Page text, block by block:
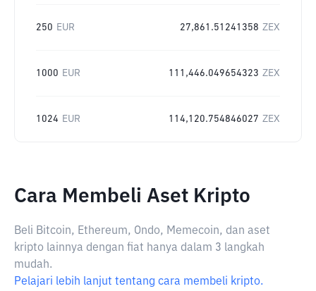
250 EUR 27,861.51241358 ZEX
1000 EUR 111,446.049654323 ZEX
1024 EUR 114,120.754846027 ZEX
Cara Membeli Aset Kripto
Beli Bitcoin, Ethereum, Ondo, Memecoin, dan aset
kripto lainnya dengan fiat hanya dalam 3 langkah
mudah.
Pelajari lebih lanjut tentang cara membeli kripto.